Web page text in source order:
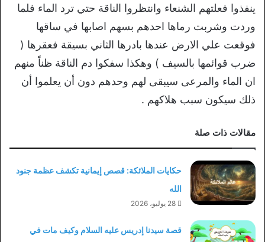
ينفذوا فعلتهم الشنعاء وانتظروا الناقة حتي ترد الماء فلما
وردت وشربت رماها احدهم بسهم اصابها في ساقها
فوقعت علي الارض عندها بادرها الثاني بسيقة فعقرها (
ضرب قوائمها بالسيف ) وهكذا سفكوا دم الناقة ظناً منهم
ان الماء والمرعى سيبقى لهم وحدهم دون أن يعلموا أن
ذلك سيكون سبب هلاكهم .
مقالات ذات صلة
حكايات الملائكة: قصص إيمانية تكشف عظمة جنود
الله
28 يوليو، 2026
قصة سيدنا إدريس عليه السلام وكيف مات في